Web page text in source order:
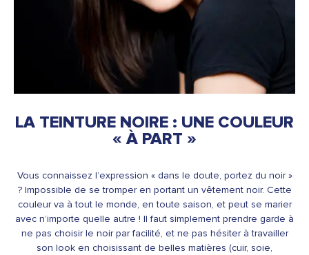
LA TEINTURE NOIRE : UNE COULEUR
« À PART »
Vous connaissez l’expression « dans le doute, portez du noir »
? Impossible de se tromper en portant un vêtement noir. Cette
couleur va à tout le monde, en toute saison, et peut se marier
avec n’importe quelle autre ! Il faut simplement prendre garde à
ne pas choisir le noir par facilité, et ne pas hésiter à travailler
son look en choisissant de belles matières (cuir, soie,